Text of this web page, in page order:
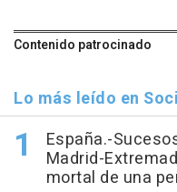
Contenido patrocinado
Lo más leído en
España.-
Madrid-
mortal de una